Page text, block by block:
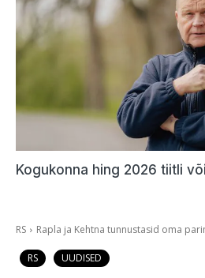
Kogukonna hing 2026 tiitli